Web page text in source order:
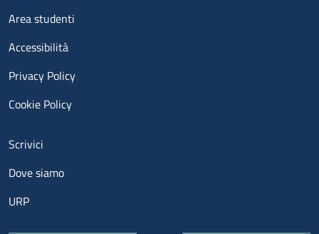
Menu footer 3
Area studenti
Accessibilità
Privacy Policy
Cookie Policy
Menu contatti
Scrivici
Dove siamo
URP